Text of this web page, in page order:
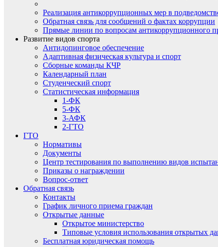
Реализация антикоррупционных мер в
Обратная связь для сообщений о фактах коррупции
Прямые линии по вопросам антикоррупционного
Развитие видов спорта
Антидопинговое обеспечение
Адаптивная физическая культура и спорт
Сборные команды КЧР
Календарный план
Студенческий спорт
Статистическая информация
1-ФК
5-ФК
3-АФК
2-ГТО
ГТО
Нормативы
Документы
Центр тестирования по выполнению видов
Приказы о награждении
Вопрос-ответ
Обратная связь
Контакты
График личного приема граждан
Открытые данные
Открытое министерство
Типовые условия использования открытых
Бесплатная юридическая помощь